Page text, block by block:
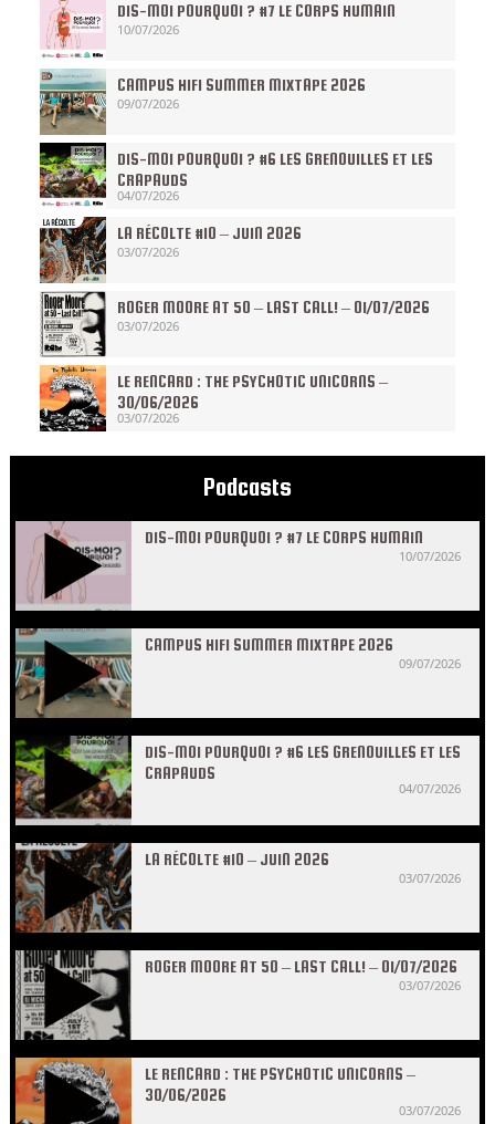
DIS-MOI POURQUOI ? #7 LE CORPS HUMAIN
10/07/2026
CAMPUS HIFI SUMMER MIXTAPE 2026
09/07/2026
DIS-MOI POURQUOI ? #6 LES GRENOUILLES ET LES
CRAPAUDS
04/07/2026
LA RÉCOLTE #10 – JUIN 2026
03/07/2026
ROGER MOORE AT 50 – LAST CALL! – 01/07/2026
03/07/2026
LE RENCARD : THE PSYCHOTIC UNICORNS –
30/06/2026
03/07/2026
Podcasts
DIS-MOI POURQUOI ? #7 LE CORPS HUMAIN
10/07/2026
CAMPUS HIFI SUMMER MIXTAPE 2026
09/07/2026
DIS-MOI POURQUOI ? #6 LES GRENOUILLES ET LES
CRAPAUDS
04/07/2026
LA RÉCOLTE #10 – JUIN 2026
03/07/2026
ROGER MOORE AT 50 – LAST CALL! – 01/07/2026
03/07/2026
LE RENCARD : THE PSYCHOTIC UNICORNS –
30/06/2026
03/07/2026